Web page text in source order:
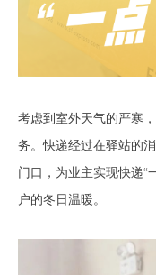
考虑到室外天气的严寒
务。快递经过在驿站的
门口，为业主实现快递“
户的冬日温暖。